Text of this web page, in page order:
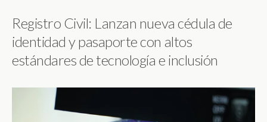
Registro Civil: Lanzan nueva cédula de
identidad y pasaporte con altos
estándares de tecnología e inclusión